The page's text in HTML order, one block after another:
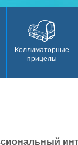
Коллиматорные
прицелы